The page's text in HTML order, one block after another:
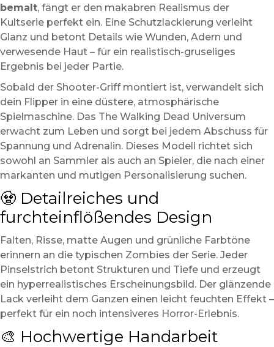
bemalt, fängt er den makabren Realismus der
Kultserie perfekt ein. Eine Schutzlackierung verleiht
Glanz und betont Details wie Wunden, Adern und
verwesende Haut – für ein realistisch-gruseliges
Ergebnis bei jeder Partie.
Sobald der Shooter-Griff montiert ist, verwandelt sich
dein Flipper in eine düstere, atmosphärische
Spielmaschine. Das The Walking Dead Universum
erwacht zum Leben und sorgt bei jedem Abschuss für
Spannung und Adrenalin. Dieses Modell richtet sich
sowohl an Sammler als auch an Spieler, die nach einer
markanten und mutigen Personalisierung suchen.
🧟 Detailreiches und
furchteinflößendes Design
Falten, Risse, matte Augen und grünliche Farbtöne
erinnern an die typischen Zombies der Serie. Jeder
Pinselstrich betont Strukturen und Tiefe und erzeugt
ein hyperrealistisches Erscheinungsbild. Der glänzende
Lack verleiht dem Ganzen einen leicht feuchten Effekt –
perfekt für ein noch intensiveres Horror-Erlebnis.
🎨 Hochwertige Handarbeit